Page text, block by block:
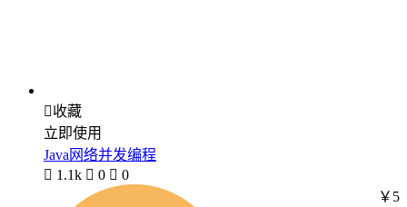
收藏
立即使用
Java网络并发编程
 1.1k  0  0
￥5